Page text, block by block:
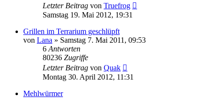
Letzter Beitrag von Truefrog
Samstag 19. Mai 2012, 19:31
Grillen im Terrarium geschlüpft
von Lana » Samstag 7. Mai 2011, 09:53
6 Antworten
80236 Zugriffe
Letzter Beitrag von Quak
Montag 30. April 2012, 11:31
Mehlwürmer